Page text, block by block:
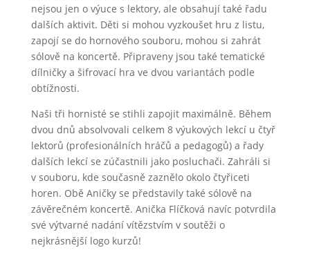
nejsou jen o výuce s lektory, ale obsahují také řadu
dalších aktivit. Děti si mohou vyzkoušet hru z listu,
zapojí se do hornového souboru, mohou si zahrát
sólově na koncertě. Připraveny jsou také tematické
dílničky a šifrovací hra ve dvou variantách podle
obtížnosti.
Naši tři hornisté se stihli zapojit maximálně. Během
dvou dnů absolvovali celkem 8 výukových lekcí u čtyř
lektorů (profesionálních hráčů a pedagogů) a řady
dalších lekcí se zúčastnili jako posluchači. Zahráli si
v souboru, kde současně zaznělo okolo čtyřiceti
horen. Obě Aničky se představily také sólově na
závěrečném koncertě. Anička Flíčková navíc potvrdila
své výtvarné nadání vítězstvím v soutěži o
nejkrásnější logo kurzů!